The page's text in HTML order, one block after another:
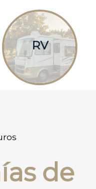
RV
de